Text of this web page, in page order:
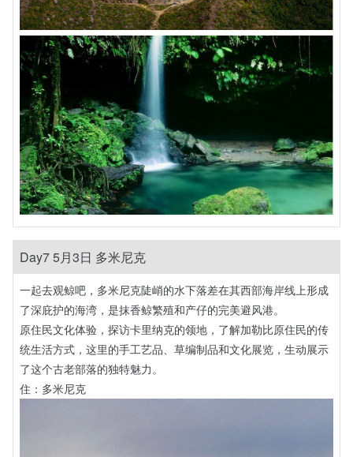
Day7 5月3日 多米尼克
一起去观鲸吧，多米尼克陡峭的水下落差在其西部海岸线上形成
了深庇护的海湾，是抹香鲸繁殖和产仔的完美避风港。
原住民文化体验，探访卡里纳克的领地，了解加勒比原住民的传
统生活方式，这里的手工艺品、草编制品和文化展览，生动展示
了这个古老部落的独特魅力。
住：多米尼克